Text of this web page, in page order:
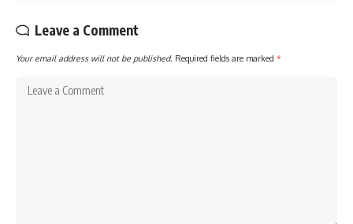
Leave a Comment
Your email address will not be published. Required fields are marked *